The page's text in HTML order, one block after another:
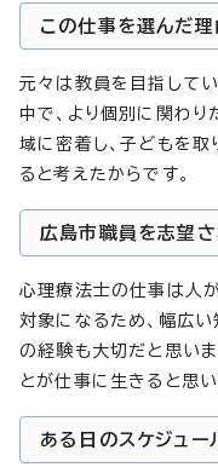
この仕事を選んだ理
元々は教員を目指して
中で、より個別に関わり
域に密着し、子どもを
ると考えたからです。
広島市職員を志望
心理療法士の仕事は人
対象になるため、幅広
の経験も大切だと思いま
とが仕事に生きると思い
ある日のスケジュー